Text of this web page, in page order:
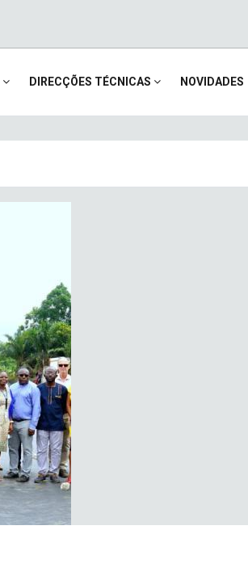
DIRECÇÕES TÉCNICAS NOVIDADES